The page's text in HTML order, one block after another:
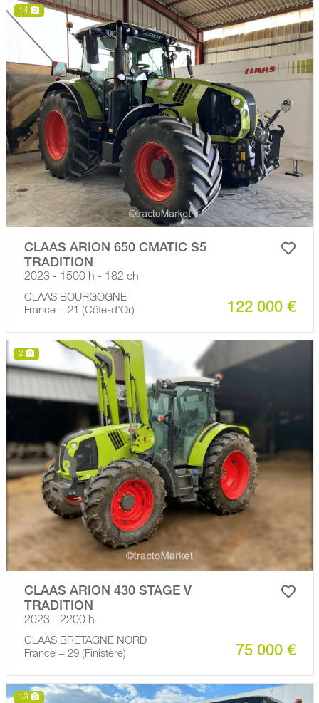
14
CLAAS ARION 650 CMATIC S5
TRADITION
2023 - 1500 h - 182 ch
CLAAS BOURGOGNE
France − 21 (Côte-d'Or)
122 000 €
2
CLAAS ARION 430 STAGE V
TRADITION
2023 - 2200 h
CLAAS BRETAGNE NORD
France − 29 (Finistère)
75 000 €
13